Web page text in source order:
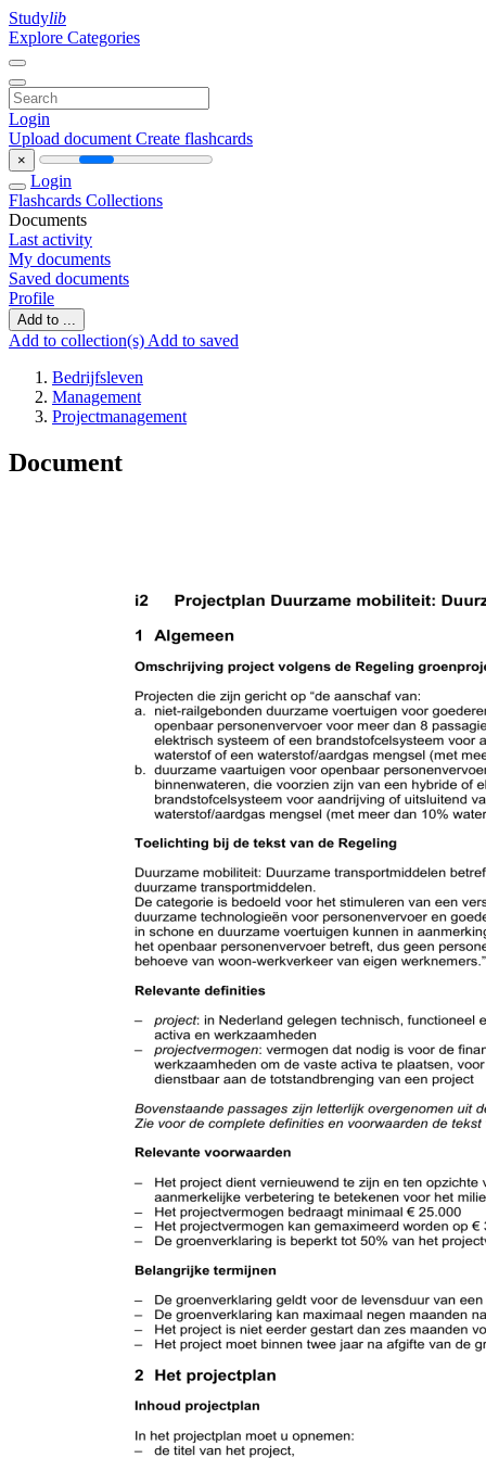
Studylib
Explore Categories
Login
Upload document Create flashcards
×
Login
Flashcards Collections
Documents
Last activity
My documents
Saved documents
Profile
Add to ...
Add to collection(s) Add to saved
Bedrijfsleven
Management
Projectmanagement
Document